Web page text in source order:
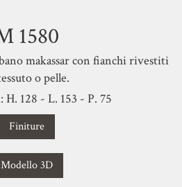
1580
makassar con fianchi rivestiti
o pelle.
128 - L. 153 - P. 75
Finiture
Modello 3D